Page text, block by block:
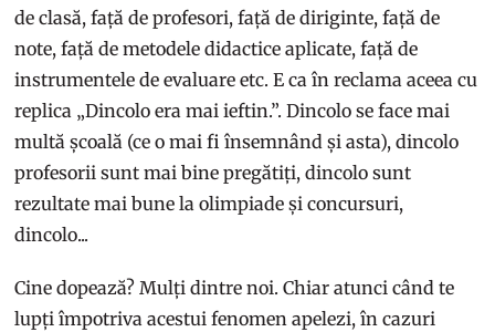
de clasă, față de profesori, față de diriginte, față de
note, față de metodele didactice aplicate, față de
instrumentele de evaluare etc. E ca în reclama aceea cu
replica „Dincolo era mai ieftin.”. Dincolo se face mai
multă școală (ce o mai fi însemnând și asta), dincolo
profesorii sunt mai bine pregătiți, dincolo sunt
rezultate mai bune la olimpiade și concursuri,
dincolo...
Cine dopează? Mulți dintre noi. Chiar atunci când te
lupți împotriva acestui fenomen apelezi, în cazuri